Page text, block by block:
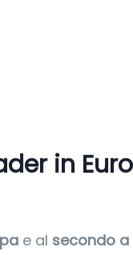
in
e al secondo a